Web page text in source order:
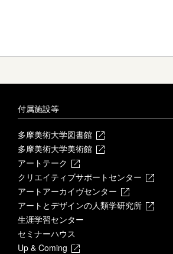
付属施設等
多摩美術大学図書館
多摩美術大学美術館
アートテーク
クリエイティブサポートセンター
アートアーカイヴセンター
アートとデザインの人類学研究所
生涯学習センター
セミナーハウス
Up & Coming